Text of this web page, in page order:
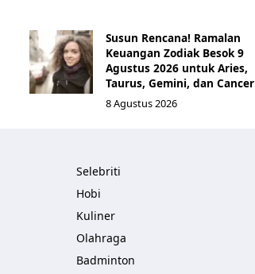
Susun Rencana! Ramalan
Keuangan Zodiak Besok 9
Agustus 2026 untuk Aries,
Taurus, Gemini, dan Cancer
8 Agustus 2026
Selebriti
Hobi
Kuliner
Olahraga
Badminton